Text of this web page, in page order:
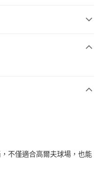
不僅適合高爾夫球場，也能